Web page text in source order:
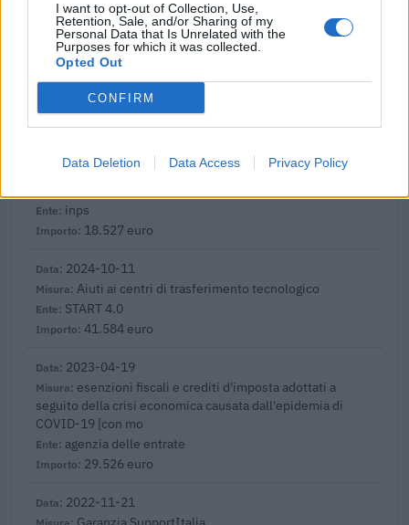
I want to opt-out of Collection, Use,
Retention, Sale, and/or Sharing of my
Personal Data that Is Unrelated with the
Purposes for which it was collected.
Opted Out
CONFIRM
Data Deletion Data Access Privacy Policy
2025-04-18
Aiuti ai centri di trasferimento tecnologico
START 4.0
85.510 euro
2025-02-10
Agevolazione contributiva per l'occupazione in aree
svantaggiate - Decontribuzione Sud (1° luglio - 31
inps
18.527 euro
2024-10-11
Aiuti ai centri di trasferimento tecnologico
START 4.0
41.584 euro
2023-04-19
esenzioni fiscali e crediti d'imposta adottati a
seguito della crisi economica causata dall'epidemia di
COVID-19 [con mo
agenzia delle entrate
29.526 euro
2022-11-21